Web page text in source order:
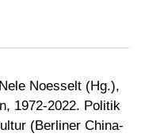
Noesselt (Hg.),
1972-2022. Politik
(Berliner China-